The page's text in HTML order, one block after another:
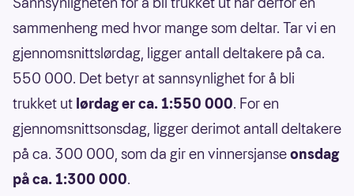
sammenheng med hvor mange som deltar. Tar vi en
gjennomsnittslørdag, ligger antall deltakere på ca.
550 000. Det betyr at sannsynlighet for å bli
trukket ut lørdag er ca. 1:550 000. For en
gjennomsnittsonsdag, ligger derimot antall deltakere
på ca. 300 000, som da gir en vinnersjanseonsdag
på ca. 1:300 000.